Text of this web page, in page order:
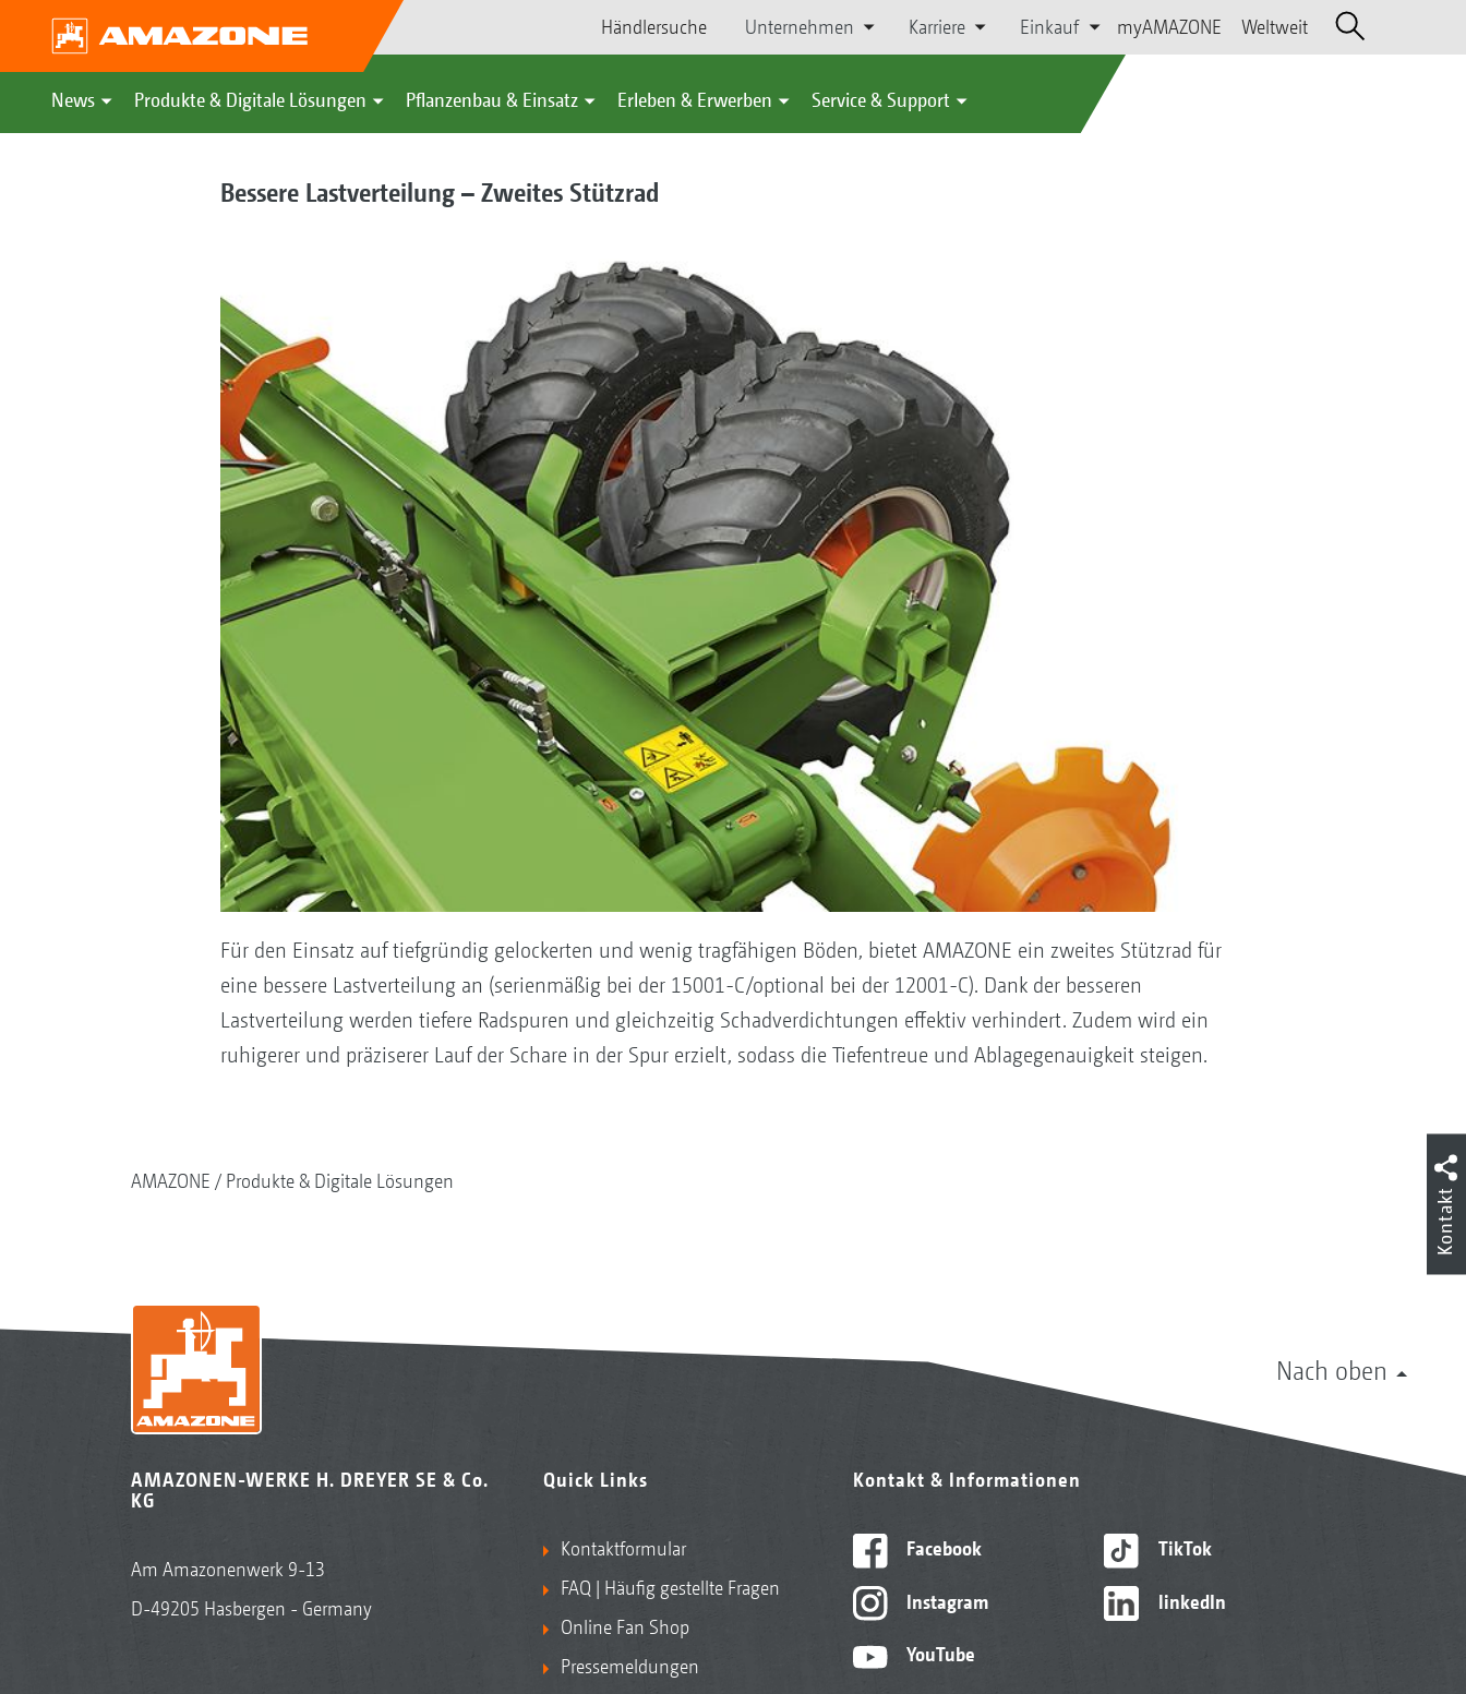
Händlersuche Unternehmen Karriere Einkauf myAMAZONE Weltweit
News Produkte & Digitale Lösungen Pflanzenbau & Einsatz Erleben & Erwerben Service & Support
Bessere Lastverteilung – Zweites Stützrad
Für den Einsatz auf tiefgründig gelockerten und wenig tragfähigen Böden, bietet AMAZONE ein zweites Stützrad für
eine bessere Lastverteilung an (serienmäßig bei der 15001-C/optional bei der 12001-C). Dank der besseren
Lastverteilung werden tiefere Radspuren und gleichzeitig Schadverdichtungen effektiv verhindert. Zudem wird ein
ruhigerer und präziserer Lauf der Schare in der Spur erzielt, sodass die Tiefentreue und Ablagegenauigkeit steigen.
AMAZONE Produkte & Digitale Lösungen
Nach oben
AMAZONEN-WERKE H. DREYER SE & Co.
KG
Am Amazonenwerk 9-13
D-49205 Hasbergen - Germany
Quick Links
Kontaktformular
FAQ | Häufig gestellte Fragen
Online Fan Shop
Pressemeldungen
Kontakt & Informationen
Facebook
Instagram
YouTube
TikTok
linkedIn
Kontakt